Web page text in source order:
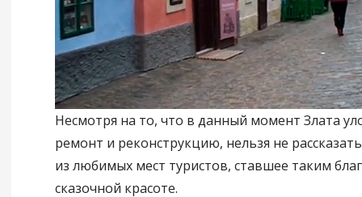
Несмотря на то, что в данный момент Злата
ремонт и реконструкцию, нельзя не
из любимых мест туристов, ставшее таким
сказочной красоте.